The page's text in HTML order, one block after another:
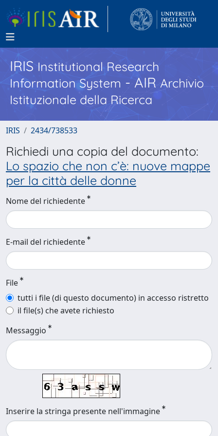
IRISInstitutional Research
Information System - AIR Archivio
Istituzionale della Ricerca
IRIS 2434/738533
Richiedi una copia del documento:
Lo spazio che non c’è: nuove mappe
per la città delle donne
Nome del richiedente
E-mail del richiedente
File
tutti i file (di questo documento) in accesso ristretto
il file(s) che avete richiesto
Messaggio
Inserire la stringa presente nell'immagine